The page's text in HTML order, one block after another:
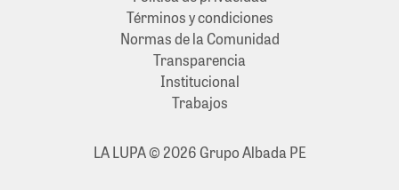
Términos y condiciones
Normas de la Comunidad
Transparencia
Institucional
Trabajos
LA LUPA © 2026 Grupo Albada PE